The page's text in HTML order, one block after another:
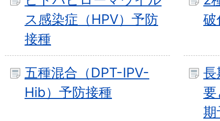
ス感染症（HPV）予防
接種
破
五種混合（DPT-IPV-
Hib）予防接種
長
要
期